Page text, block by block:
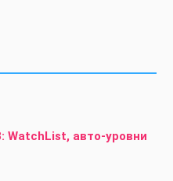
WatchList, авто-уровни